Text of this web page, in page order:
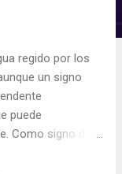
regido por los
un signo
puede
Como signo de